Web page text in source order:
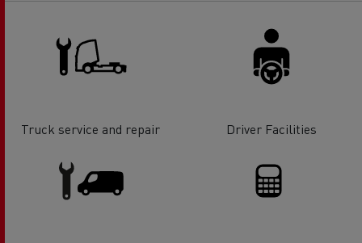
Truck service and repair Driver Facilities